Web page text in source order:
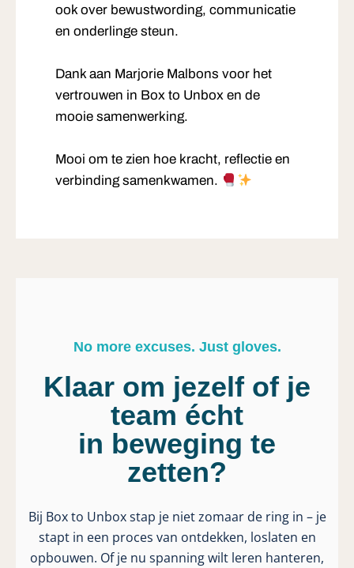
ook over bewustwording, communicatie
en onderlinge steun.
Dank aan Marjorie Malbons voor het
vertrouwen in Box to Unbox en de
mooie samenwerking.
Mooi om te zien hoe kracht, reflectie en
verbinding samenkwamen.
No more excuses. Just gloves.
Klaar om jezelf of je
team écht
in beweging te
zetten?
Bij Box to Unbox stap je niet zomaar de ring in – je
stapt in een proces van ontdekken, loslaten en
opbouwen. Of je nu spanning wilt leren hanteren,